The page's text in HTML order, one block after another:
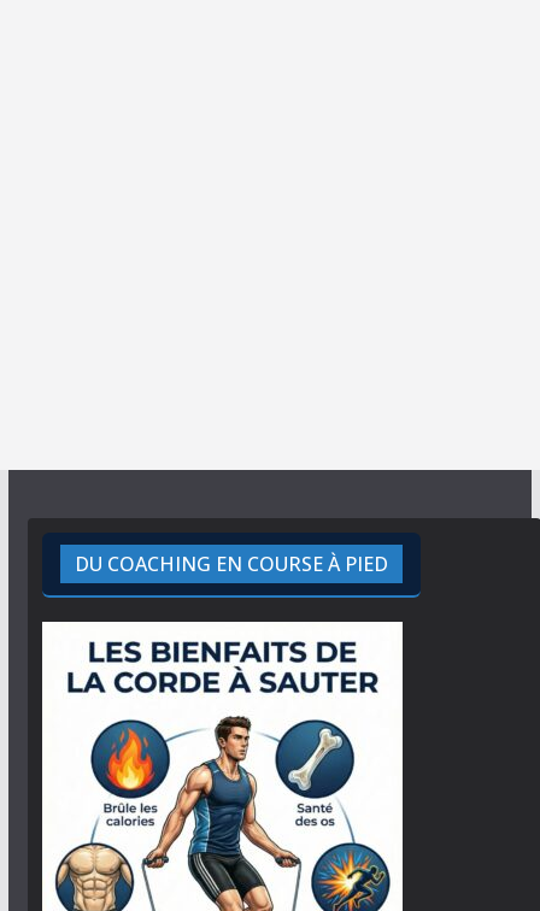
DU COACHING EN COURSE À PIED